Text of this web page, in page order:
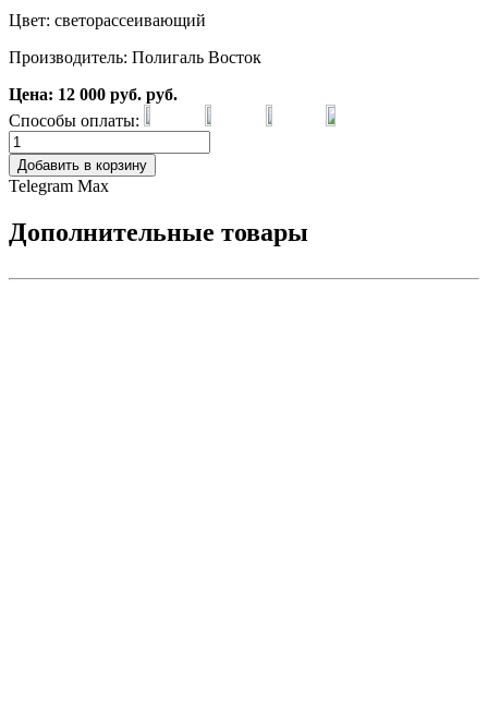
Цвет: светорассеивающий
Производитель: Полигаль Восток
Цена: 12 000 руб. руб.
Способы оплаты:
Добавить в корзину
Telegram Max
Дополнительные товары